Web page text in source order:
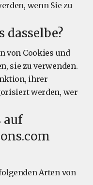
wenn Sie zu
dasselbe?
von Cookies und
sie zu verwenden.
ihrer
werden, wer
auf
Arten von